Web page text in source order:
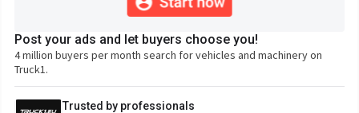
Post your ads and let buyers choose you!
4 million buyers per month search for vehicles and machinery on
Truck1.
Trusted by professionals